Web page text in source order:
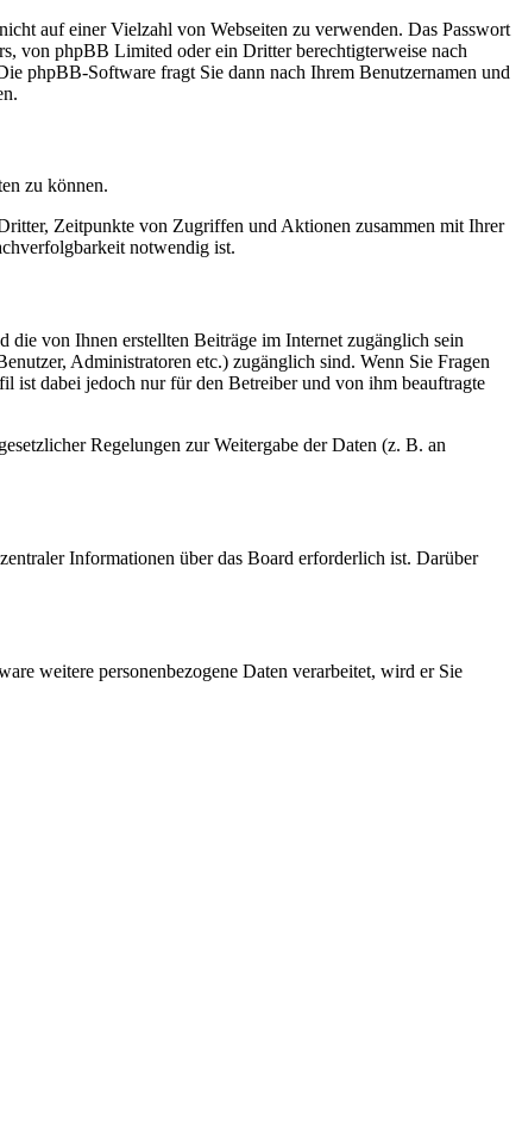
auf einer Vielzahl von Webseiten zu verwenden. Das Passwort
von phpBB Limited oder ein Dritter berechtigterweise nach
phpBB-Software fragt Sie dann nach Ihrem Benutzernamen und
zu können.
Zeitpunkte von Zugriffen und Aktionen zusammen mit Ihrer
notwendig ist.
die von Ihnen erstellten Beiträge im Internet zugänglich sein
Administratoren etc.) zugänglich sind. Wenn Sie Fragen
ist dabei jedoch nur für den Betreiber und von ihm beauftragte
Regelungen zur Weitergabe der Daten (z. B. an
Informationen über das Board erforderlich ist. Darüber
weitere personenbezogene Daten verarbeitet, wird er Sie